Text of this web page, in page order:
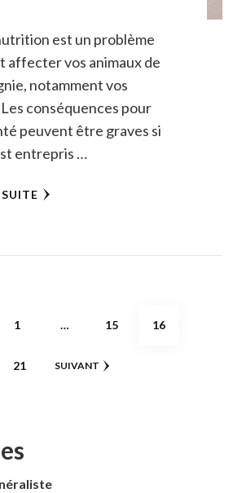
est un problème
affecter vos animaux de
notamment vos
conséquences pour
peuvent être graves si
entrepris …
PAGE
1 … PAGE
15 PAGE
16
PAGE
21 SUIVANT